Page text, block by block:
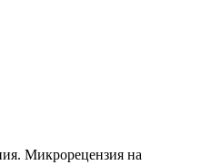
Микрорецензия на